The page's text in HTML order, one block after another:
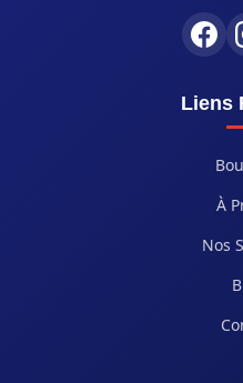
Liens
À
Nos